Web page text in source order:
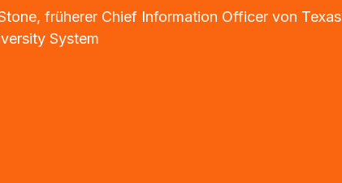
früherer Chief Information Officer von Texas
System